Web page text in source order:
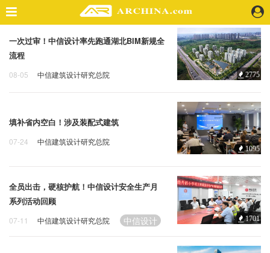
精选案例
景 观
头条资讯
机 构
人 物
地 产
一次过审！中信设计率先跑通湖北BIM新规全
流程
08-05 中信建筑设计研究总院 2775
填补省内空白！涉及装配式建筑
07-24 中信建筑设计研究总院
1095
全员出击，硬核护航！中信设计安全生产月
系列活动回顾
07-11 中信建筑设计研究总院 中信设计 1701